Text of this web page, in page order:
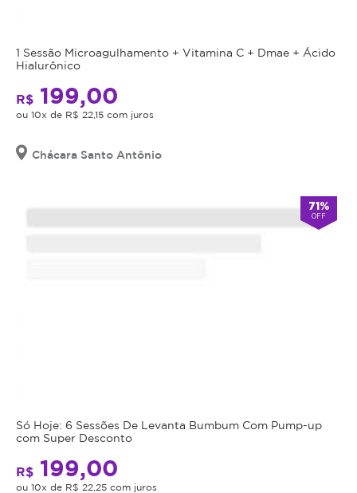
1 Sessão Microagulhamento + Vitamina C + Dmae + Ácido
Hialurônico
R$ 199,00
ou 10x de R$ 22,15 com juros
Chácara Santo Antônio
71%
OFF
Só Hoje: 6 Sessões De Levanta Bumbum Com Pump-up
com Super Desconto
R$ 199,00
ou 10x de R$ 22,25 com juros